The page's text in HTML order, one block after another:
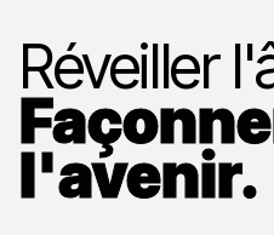
Réveiller
l'avenir.